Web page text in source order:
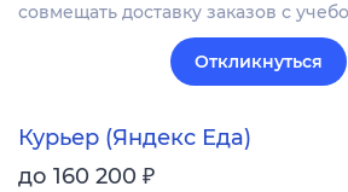
совмещать доставку заказов с
Откликнуться
Курьер (Яндекс Еда)
до 160 200 ₽